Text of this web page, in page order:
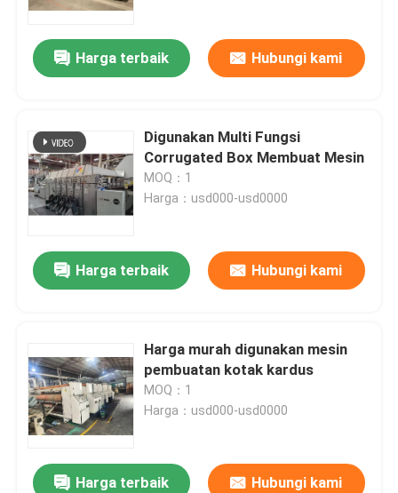
Harga terbaik Hubungi kami
Digunakan Multi Fungsi
Corrugated Box Membuat Mesin
MOQ：1
Harga：usd000-usd0000
Harga terbaik Hubungi kami
Harga murah digunakan mesin
pembuatan kotak kardus
MOQ：1
Harga：usd000-usd0000
Harga terbaik Hubungi kami